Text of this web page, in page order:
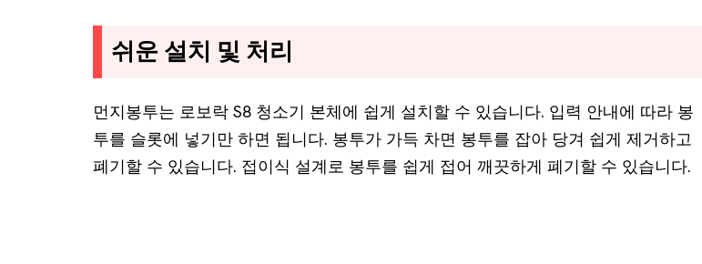
쉬운 설치 및 처리
먼지봉투는 로보락 S8 청소기 본체에 쉽게 설치할 수 있습니다. 입력 안내에 따라 봉
투를 슬롯에 넣기만 하면 됩니다. 봉투가 가득 차면 봉투를 잡아 당겨 쉽게 제거하고
폐기할 수 있습니다. 접이식 설계로 봉투를 쉽게 접어 깨끗하게 폐기할 수 있습니다.